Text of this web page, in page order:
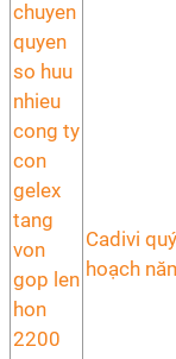
Cadivi
hoạch